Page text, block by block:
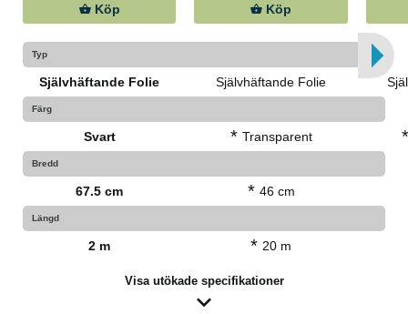
Köp Köp
Typ
Självhäftande Folie Självhäftande Folie
Färg
Svart * Transparent *
Bredd
67.5 cm * 46 cm
Längd
2 m * 20 m
Visa utökade specifikationer